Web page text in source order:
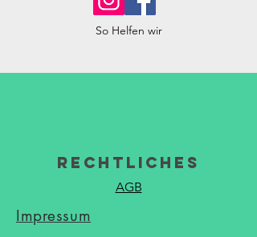
So Helfen wir
Rechtliches
AGB
Impressum